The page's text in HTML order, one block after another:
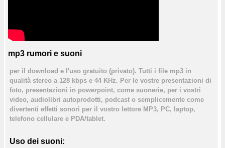
mp3 rumori e suoni
per il download e l'uso gratuito (privato). Tutti i file mp3 in
qualità stereo a 128 kbps e 44 KHz. Per le vostre presentazioni di
foto, presentazioni in powerpoint, come suonerie, per i vostri
video, audiolibri autoprodotti, podcast o semplicemente come
divertenti effetti sonori per il vostro lettore MP3, PC, laptop,
telefono cellulare e PDA/tablet.
Uso dei suoni: